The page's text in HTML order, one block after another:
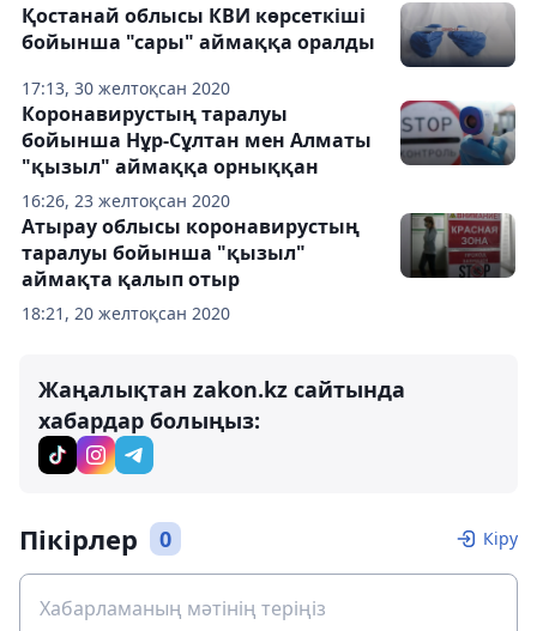
17:13, 30 желтоқсан 2020
Қостанай облысы КВИ көрсеткіші
бойынша "сары" аймаққа оралды
16:26, 23 желтоқсан 2020
Коронавирустың таралуы
бойынша Нұр-Сұлтан мен Алматы
"қызыл" аймаққа орныққан
18:21, 20 желтоқсан 2020
Атырау облысы коронавирустың
таралуы бойынша "қызыл"
аймақта қалып отыр
Жаңалықтан zakon.kz сайтында
хабардар болыңыз:
Пікірлер 0 Кіру